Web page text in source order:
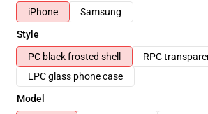
iPhone
Samsung
Style
PC black frosted shell
RPC
LPC glass phone case
Model